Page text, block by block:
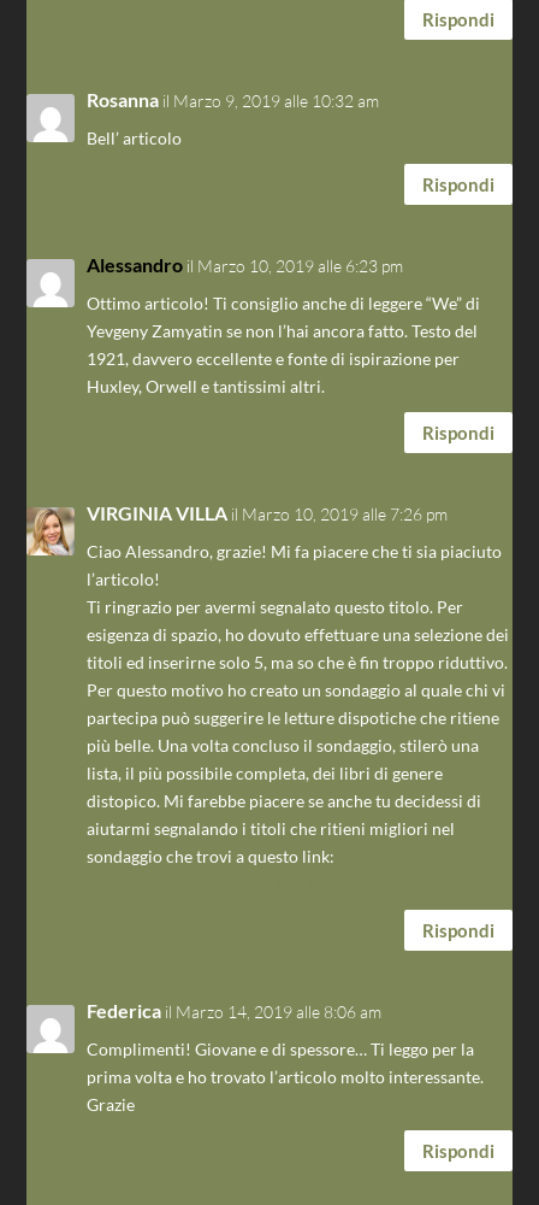
Rispondi
Rosanna il Marzo 9, 2019 alle 10:32 am
Bell’ articolo
Rispondi
Alessandro il Marzo 10, 2019 alle 6:23 pm
Ottimo articolo! Ti consiglio anche di leggere “We” di
Yevgeny Zamyatin se non l’hai ancora fatto. Testo del
1921, davvero eccellente e fonte di ispirazione per
Huxley, Orwell e tantissimi altri.
Rispondi
VIRGINIA VILLA il Marzo 10, 2019 alle 7:26 pm
Ciao Alessandro, grazie! Mi fa piacere che ti sia piaciuto
l’articolo!
Ti ringrazio per avermi segnalato questo titolo. Per
esigenza di spazio, ho dovuto effettuare una selezione dei
titoli ed inserirne solo 5, ma so che è fin troppo riduttivo.
Per questo motivo ho creato un sondaggio al quale chi vi
partecipa può suggerire le letture dispotiche che ritiene
più belle. Una volta concluso il sondaggio, stilerò una
lista, il più possibile completa, dei libri di genere
distopico. Mi farebbe piacere se anche tu decidessi di
aiutarmi segnalando i titoli che ritieni migliori nel
sondaggio che trovi a questo link:
Rispondi
Federica il Marzo 14, 2019 alle 8:06 am
Complimenti! Giovane e di spessore… Ti leggo per la
prima volta e ho trovato l’articolo molto interessante.
Grazie
Rispondi